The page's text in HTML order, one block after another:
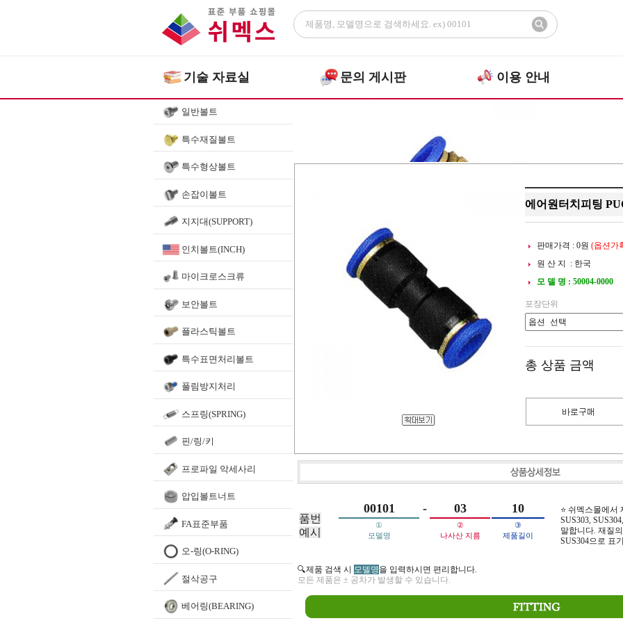
기술 자료실 문의 게시판 이용 안내
일반볼트
특수재질볼트
특수형상볼트
손잡이볼트
지지대(SUPPORT)
인치볼트(INCH)
마이크로스크류
보안볼트
플라스틱볼트
특수표면처리볼트
풀림방지처리
스프링(SPRING)
핀/링/키
프로파일 악세사리
압입볼트너트
FA표준부품
오-링(O-RING)
절삭공구
베어링(BEARING)
GPUC타입
에어원터치피팅
판매가격 : 0원 (옵션가
원 산 지 : 한국
모 델 명 : 50004-0000
포장단위
총 상품 금액
품번
예시
00101 - 03 10
①
모델명
②
나사산 지름
③
제품길이
⭐ 쉬멕스몰에서
SUS303,
말합니다. 재질
SUS304으로 표
🔍제품 검색 시 모델명을 입력하시면 편리합니다.
모든 제품은 ± 공차가 발생할 수 있습니다.